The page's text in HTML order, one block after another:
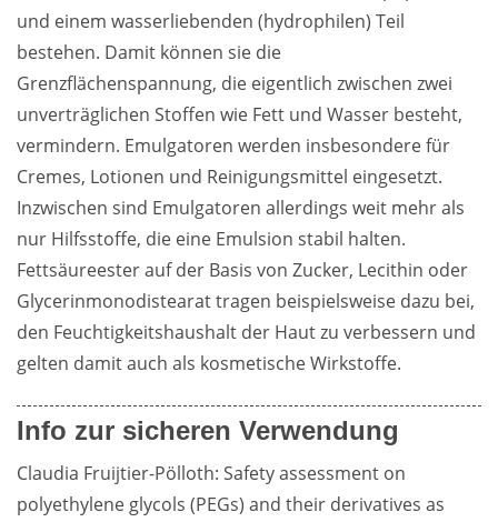
und einem wasserliebenden (hydrophilen) Teil
bestehen. Damit können sie die
Grenzflächenspannung, die eigentlich zwischen zwei
unverträglichen Stoffen wie Fett und Wasser besteht,
vermindern. Emulgatoren werden insbesondere für
Cremes, Lotionen und Reinigungsmittel eingesetzt.
Inzwischen sind Emulgatoren allerdings weit mehr als
nur Hilfsstoffe, die eine Emulsion stabil halten.
Fettsäureester auf der Basis von Zucker, Lecithin oder
Glycerinmonodistearat tragen beispielsweise dazu bei,
den Feuchtigkeitshaushalt der Haut zu verbessern und
gelten damit auch als kosmetische Wirkstoffe.
Info zur sicheren Verwendung
Claudia Fruijtier-Pölloth: Safety assessment on
polyethylene glycols (PEGs) and their derivatives as